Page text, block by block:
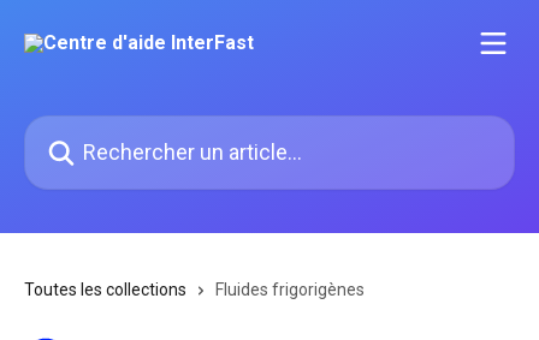
Rechercher un article...
Toutes les collections Fluides frigorigènes